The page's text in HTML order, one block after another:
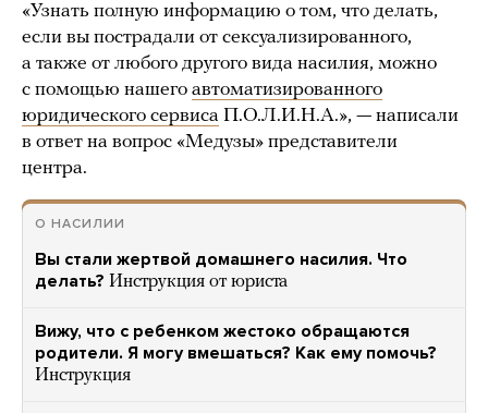
«Узнать полную информацию о том, что делать,
если вы пострадали от сексуализированного,
а также от любого другого вида насилия, можно
с помощью нашего автоматизированного
юридического сервиса П.О.Л.И.Н.А.», — написали
в ответ на вопрос «Медузы» представители
центра.
О НАСИЛИИ
Вы стали жертвой домашнего насилия. Что
делать? Инструкция от юриста
Вижу, что с ребенком жестоко обращаются
родители. Я могу вмешаться? Как ему помочь?
Инструкция